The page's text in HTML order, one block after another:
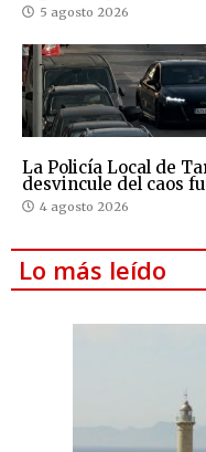
5 agosto 2026
La Policía Local de
desvincule del caos
4 agosto 2026
Lo más leído